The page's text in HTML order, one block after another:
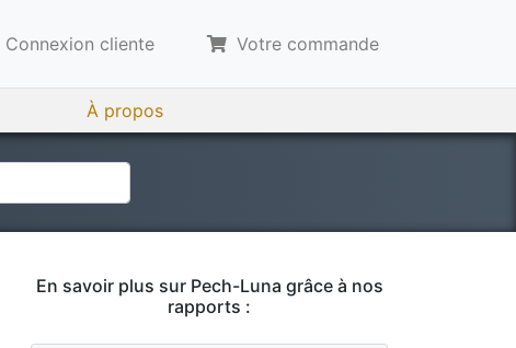
Connexion cliente Votre commande
À propos
En savoir plus sur Pech-Luna grâce à nos
rapports :